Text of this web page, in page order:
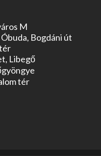
M
Bogdáni út
Libegő
tér